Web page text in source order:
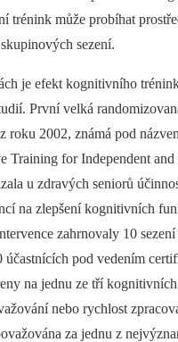
trénink může probíhat
sezení.
je efekt kognitivního
První velká
roku 2002, známá pod
Training for Independent and
u zdravých seniorů
na zlepšení kognitivních
zahrnovaly 10
účastnících pod vedením
na jednu ze tří
nebo rychlost
za jednu z